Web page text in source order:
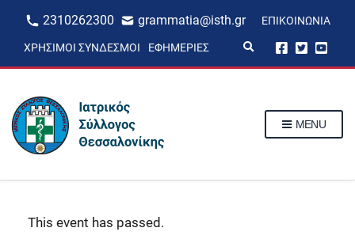
2310262300 grammatia@isth.gr ΕΠΙΚΟΙΝΩΝΊΑ
ΧΡΉΣΙΜΟΙ ΣΎΝΔΕΣΜΟΙ ΕΦΗΜΕΡΊΕΣ
p
MENU
This event has passed.